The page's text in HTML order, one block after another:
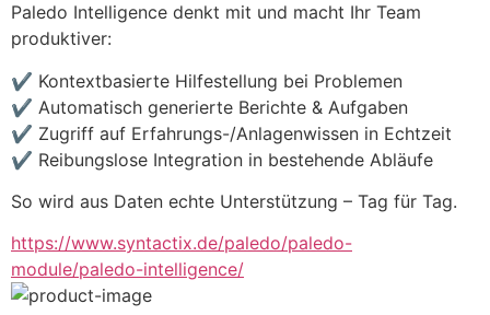
Paledo Intelligence denkt mit und macht Ihr Team
produktiver:
✔ Kontextbasierte Hilfestellung bei Problemen
✔ Automatisch generierte Berichte & Aufgaben
✔ Zugriff auf Erfahrungs-/Anlagenwissen in Echtzeit
✔ Reibungslose Integration in bestehende Abläufe
So wird aus Daten echte Unterstützung – Tag für Tag.
https://www.syntactix.de/paledo/paledo-
module/paledo-intelligence/